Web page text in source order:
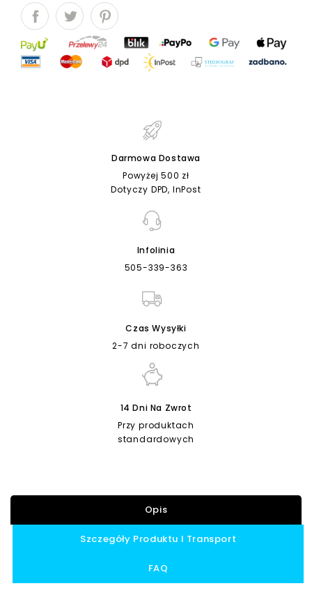
Darmowa Dostawa
Powyżej 500 zł
Dotyczy DPD, InPost
Infolinia
505-339-363
Czas Wysyłki
2-7 dni roboczych
14 Dni Na Zwrot
Przy produktach
standardowych
Opis
Szczegóły Produktu I Transport
FAQ